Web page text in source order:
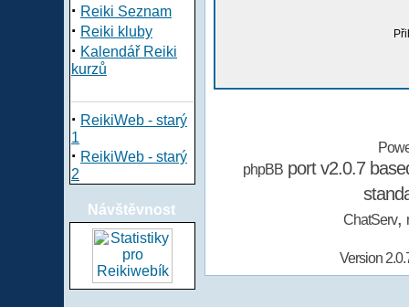
· Reiki Seznam
· Reiki kluby
· Kalendář Reiki
kurzů
· ReikiWeb - starý
1
· ReikiWeb - starý
2
Návštěvnost
phpBBport v2.0.7
ChatServ,
Version